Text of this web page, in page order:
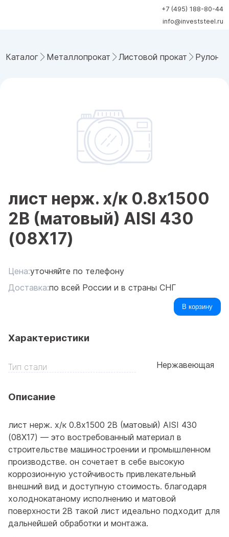
+7 (495) 188-80-44
info@investsteel.ru
Каталог Металлопрокат Листовой прокат
лист нерж. х/к 0.8х1500
2B (матовый) AISI 430
(08Х17)
Цена:уточняйте по телефону
Доставка:по всей России и в страны СНГ
В корзину
Характеристики
Тип стали Нержавеющая
Описание
лист нерж. х/к 0.8х1500 2B (матовый) AISI 430
(08Х17) — это востребованный материал в
строительстве машиностроении и промышленном
производстве. он сочетает в себе высокую
коррозионную устойчивость привлекательный
внешний вид и доступную стоимость. благодаря
холоднокатаному исполнению и матовой
поверхности 2B такой лист идеально подходит для
дальнейшей обработки и монтажа.